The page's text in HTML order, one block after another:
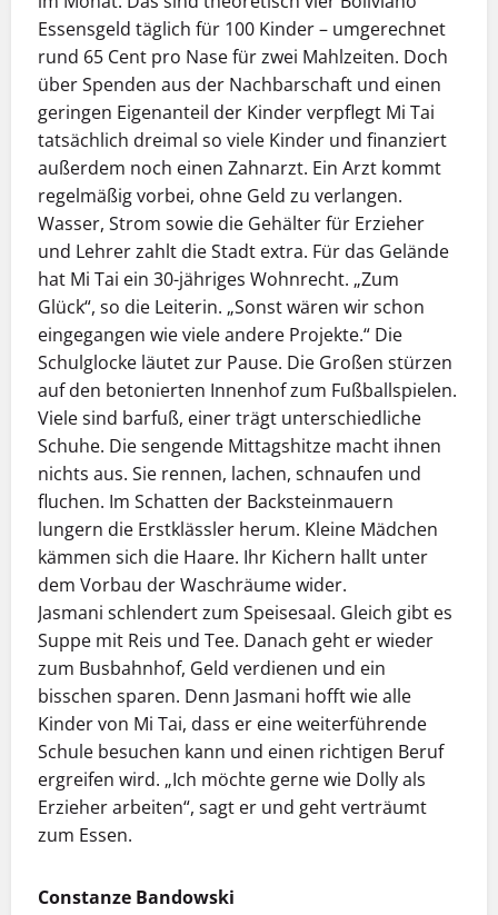
Essensgeld täglich für 100 Kinder – umgerechnet
rund 65 Cent pro Nase für zwei Mahlzeiten. Doch
über Spenden aus der Nachbarschaft und einen
geringen Eigenanteil der Kinder verpflegt Mi Tai
tatsächlich dreimal so viele Kinder und finanziert
außerdem noch einen Zahnarzt. Ein Arzt kommt
regelmäßig vorbei, ohne Geld zu verlangen.
Wasser, Strom sowie die Gehälter für Erzieher
und Lehrer zahlt die Stadt extra. Für das Gelände
hat Mi Tai ein 30-jähriges Wohnrecht. „Zum
Glück“, so die Leiterin. „Sonst wären wir schon
eingegangen wie viele andere Projekte.“ Die
Schulglocke läutet zur Pause. Die Großen stürzen
auf den betonierten Innenhof zum Fußballspielen.
Viele sind barfuß, einer trägt unterschiedliche
Schuhe. Die sengende Mittagshitze macht ihnen
nichts aus. Sie rennen, lachen, schnaufen und
fluchen. Im Schatten der Backsteinmauern
lungern die Erstklässler herum. Kleine Mädchen
kämmen sich die Haare. Ihr Kichern hallt unter
dem Vorbau der Waschräume wider.
Jasmani schlendert zum Speisesaal. Gleich gibt es
Suppe mit Reis und Tee. Danach geht er wieder
zum Busbahnhof, Geld verdienen und ein
bisschen sparen. Denn Jasmani hofft wie alle
Kinder von Mi Tai, dass er eine weiterführende
Schule besuchen kann und einen richtigen Beruf
ergreifen wird. „Ich möchte gerne wie Dolly als
Erzieher arbeiten“, sagt er und geht verträumt
zum Essen.
Constanze Bandowski